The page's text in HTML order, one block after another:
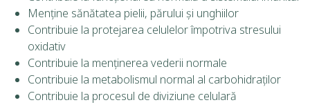
Menține sănătatea pielii, părului și unghiilor
Contribuie la protejarea celulelor împotriva stresului
oxidativ
Contribuie la menţinerea vederii normale
Contribuie la metabolismul normal al carbohidraţilor
Contribuie la procesul de diviziune celulară